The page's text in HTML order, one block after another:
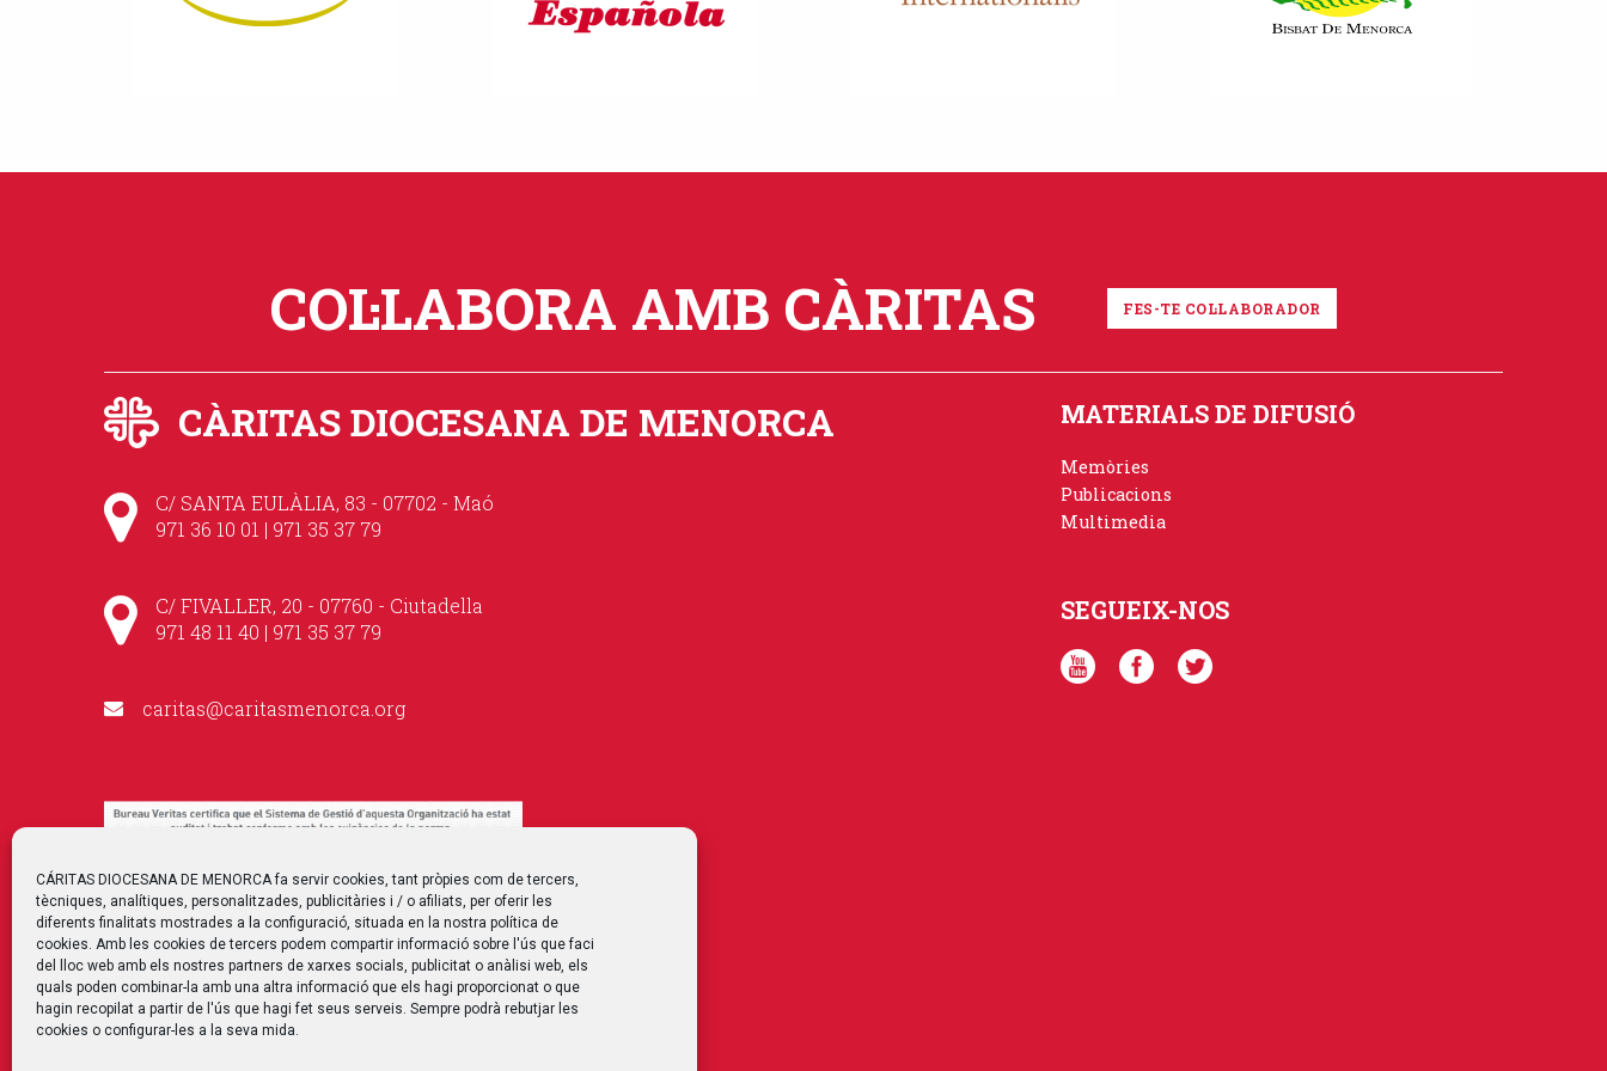
CÁRITAS DIOCESANA DE MENORCA fa servir cookies, tant pròpies com de tercers,
tècniques, analítiques, personalitzades, publicitàries i / o afiliats, per oferir les
diferents finalitats mostrades a la configuració, situada en la nostra política de
cookies. Amb les cookies de tercers podem compartir informació sobre l'ús que faci
del lloc web amb els nostres partners de xarxes socials, publicitat o anàlisi web, els
quals poden combinar-la amb una altra informació que els hagi proporcionat o que
hagin recopilat a partir de l'ús que hagi fet seus serveis. Sempre podrà rebutjar les
cookies o configurar-les a la seva mida.
COL·LABORA AMB CÀRITAS FES-TE COL·LABORADOR
CÀRITAS DIOCESANA DE MENORCA
C/ SANTA EULÀLIA, 83 - 07702 - Maó
971 36 10 01 | 971 35 37 79
C/ FIVALLER, 20 - 07760 - Ciutadella
971 48 11 40 | 971 35 37 79
caritas@caritasmenorca.org
MATERIALS DE DIFUSIÓ
Memòries
Publicacions
Multimedia
SEGUEIX-NOS